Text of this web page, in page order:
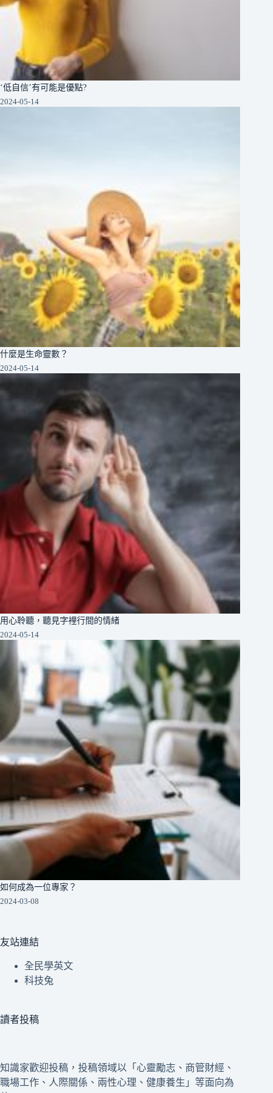
‘低自信’有可能是優點?
2024-05-14
什麼是生命靈數？
2024-05-14
用心聆聽，聽見字裡行間的情緒
2024-05-14
如何成為一位專家？
2024-03-08
友站連結
全民學英文
科技兔
讀者投稿
知識家歡迎投稿，投稿領域以「心靈勵志、商管財經、
職場工作、人際關係、兩性心理、健康養生」等面向為